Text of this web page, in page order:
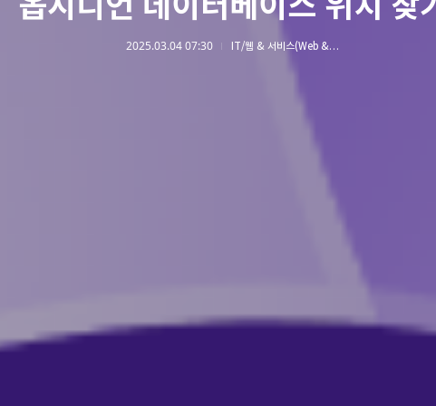
2025.03.04 07:30 IT/웹 & 서비스(Web & Service)